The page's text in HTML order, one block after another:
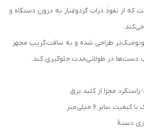
از نفوذ ذرات گردوغبار به درون دستگاه و
طراحی‌ شده و به سافت‌گریپ مجهز
دست‌ها در طولانی‌مدت جلوگیری کند.
مجزا از کلید برق
سایز 6 میلی‌متر
دستۀ